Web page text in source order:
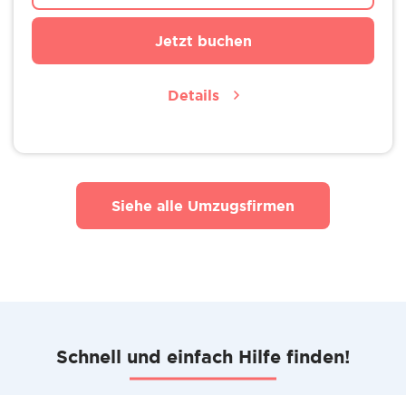
Jetzt buchen
Details
Siehe alle Umzugsfirmen
Schnell und einfach Hilfe finden!